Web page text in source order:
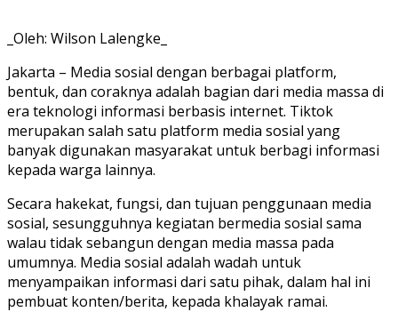
_Oleh: Wilson Lalengke_
Jakarta – Media sosial dengan berbagai platform,
bentuk, dan coraknya adalah bagian dari media massa di
era teknologi informasi berbasis internet. Tiktok
merupakan salah satu platform media sosial yang
banyak digunakan masyarakat untuk berbagi informasi
kepada warga lainnya.
Secara hakekat, fungsi, dan tujuan penggunaan media
sosial, sesungguhnya kegiatan bermedia sosial sama
walau tidak sebangun dengan media massa pada
umumnya. Media sosial adalah wadah untuk
menyampaikan informasi dari satu pihak, dalam hal ini
pembuat konten/berita, kepada khalayak ramai.